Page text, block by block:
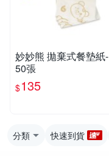
妙妙熊 拋棄式餐墊紙-
50張
$135
分類 快速到貨